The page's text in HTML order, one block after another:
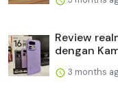
Review
dengan
3 months